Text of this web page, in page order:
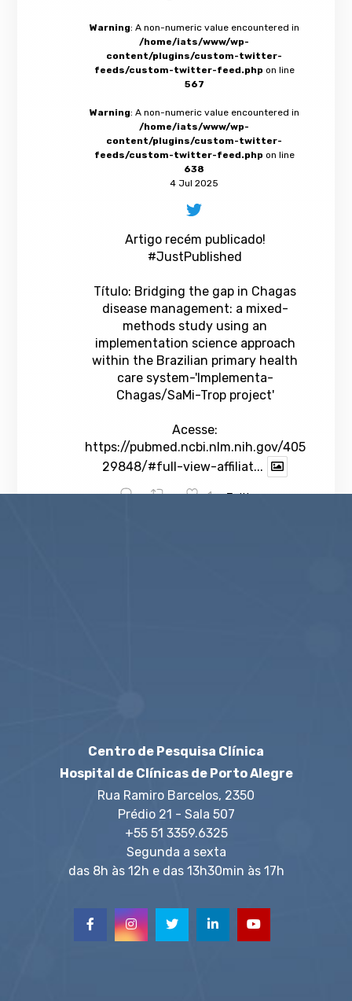
Warning: A non-numeric value encountered in
/home/iats/www/wp-
content/plugins/custom-twitter-
feeds/custom-twitter-feed.php on line
567
Warning: A non-numeric value encountered in
/home/iats/www/wp-
content/plugins/custom-twitter-
feeds/custom-twitter-feed.php on line
638
4 Jul 2025
Artigo recém publicado!
#JustPublished
Título: Bridging the gap in Chagas
disease management: a mixed-
methods study using an
implementation science approach
within the Brazilian primary health
care system-'Implementa-
Chagas/SaMi-Trop project'
Acesse:
https://pubmed.ncbi.nlm.nih.gov/405
29848/#full-view-affiliat...
1 Twitter
Centro de Pesquisa Clínica
Hospital de Clínicas de Porto Alegre
Rua Ramiro Barcelos, 2350
Prédio 21 - Sala 507
+55 51 3359.6325
Segunda a sexta
das 8h às 12h e das 13h30min às 17h